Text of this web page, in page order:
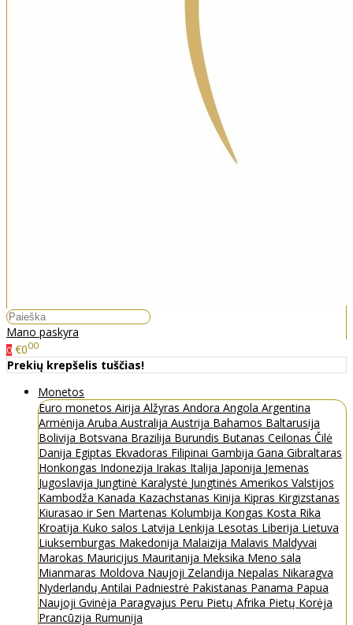
Mano paskyra
0 €000
Prekių krepšelis tuščias!
Monetos
Euro monetos Airija Alžyras Andora Angola Argentina
Armėnija Aruba Australija Austrija Bahamos Baltarusija
Bolivija Botsvana Brazilija Burundis Butanas Ceilonas Čilė
Danija Egiptas Ekvadoras Filipinai Gambija Gana Gibraltaras
Honkongas Indonezija Irakas Italija Japonija Jemenas
Jugoslavija Jungtinė Karalystė Jungtinės Amerikos Valstijos
Kambodža Kanada Kazachstanas Kinija Kipras Kirgizstanas
Kiurasao ir Sen Martenas Kolumbija Kongas Kosta Rika
Kroatija Kuko salos Latvija Lenkija Lesotas Liberija Lietuva
Liuksemburgas Makedonija Malaizija Malavis Maldyvai
Marokas Mauricijus Mauritanija Meksika Meno sala
Mianmaras Moldova Naujoji Zelandija Nepalas Nikaragva
Nyderlandų Antilai Padniestrė Pakistanas Panama Papua
Naujoji Gvinėja Paragvajus Peru Pietų Afrika Pietų Korėja
Prancūzija Rumunija